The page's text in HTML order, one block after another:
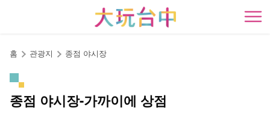
開
홈 관광지 종점 야시장
종점 야시장-가까이에 상점